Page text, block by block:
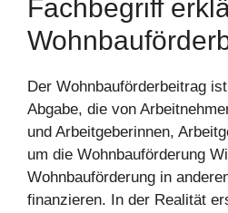
Fachbegriff
Der Wohnbauförderbeitrag
Abgabe, die von
und Arbeitgeberinnen,
um die Wohnbauförderung
Wohnbauförderung in
finanzieren. In der Realität